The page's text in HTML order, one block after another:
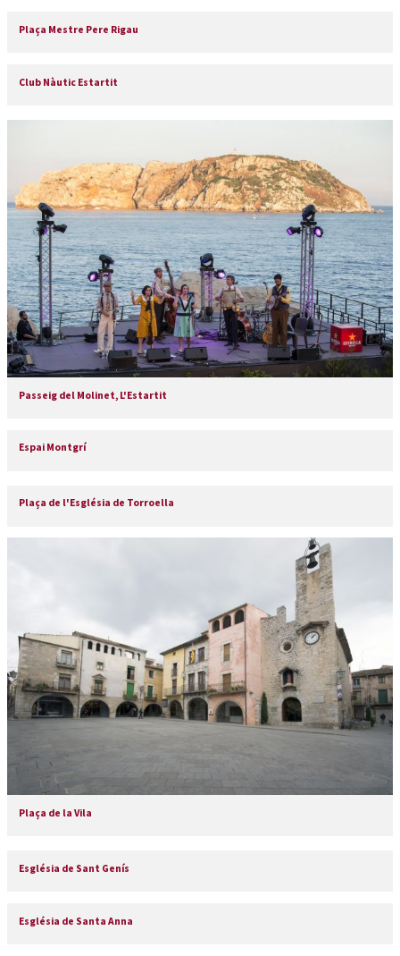
Plaça Mestre Pere Rigau
Club Nàutic Estartit
Passeig del Molinet, L'Estartit
Espai Montgrí
Plaça de l'Església de Torroella
Plaça de la Vila
Església de Sant Genís
Església de Santa Anna